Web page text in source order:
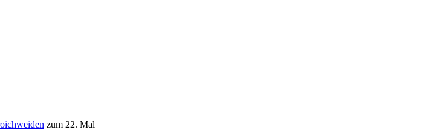
zum 22. Mal